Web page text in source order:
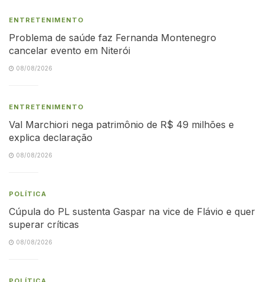
ENTRETENIMENTO
Problema de saúde faz Fernanda Montenegro
cancelar evento em Niterói
08/08/2026
ENTRETENIMENTO
Val Marchiori nega patrimônio de R$ 49 milhões e
explica declaração
08/08/2026
POLÍTICA
Cúpula do PL sustenta Gaspar na vice de Flávio e quer
superar críticas
08/08/2026